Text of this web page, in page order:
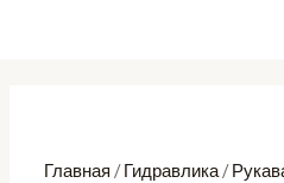
Главная /Гидравлика /